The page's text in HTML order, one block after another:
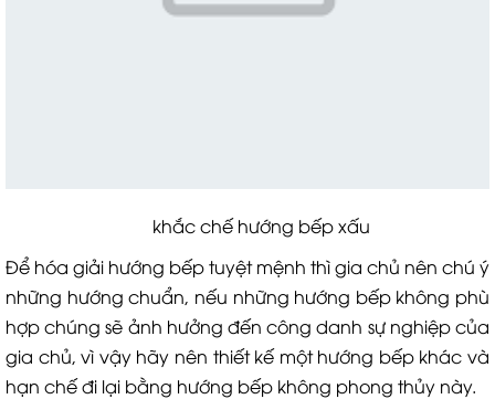
khắc chế hướng bếp xấu
Để hóa giải hướng bếp tuyệt mệnh thì gia chủ nên chú ý
những hướng chuẩn, nếu những hướng bếp không phù
hợp chúng sẽ ảnh hưởng đến công danh sự nghiệp của
gia chủ, vì vậy hãy nên thiết kế một hướng bếp khác và
hạn chế đi lại bằng hướng bếp không phong thủy này.